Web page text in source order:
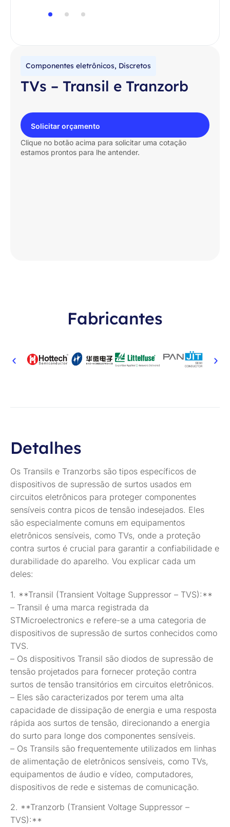
Componentes eletrônicos, Discretos
TVs – Transil e Tranzorb
Solicitar orçamento
Clique no botão acima para solicitar uma cotação
estamos prontos para lhe antender.
Fabricantes
Detalhes
Os Transils e Tranzorbs são tipos específicos de
dispositivos de supressão de surtos usados em
circuitos eletrônicos para proteger componentes
sensíveis contra picos de tensão indesejados. Eles
são especialmente comuns em equipamentos
eletrônicos sensíveis, como TVs, onde a proteção
contra surtos é crucial para garantir a confiabilidade e
durabilidade do aparelho. Vou explicar cada um
deles:
1. **Transil (Transient Voltage Suppressor – TVS):**
– Transil é uma marca registrada da
STMicroelectronics e refere-se a uma categoria de
dispositivos de supressão de surtos conhecidos como
TVS.
– Os dispositivos Transil são diodos de supressão de
tensão projetados para fornecer proteção contra
surtos de tensão transitórios em circuitos eletrônicos.
– Eles são caracterizados por terem uma alta
capacidade de dissipação de energia e uma resposta
rápida aos surtos de tensão, direcionando a energia
do surto para longe dos componentes sensíveis.
– Os Transils são frequentemente utilizados em linhas
de alimentação de eletrônicos sensíveis, como TVs,
equipamentos de áudio e vídeo, computadores,
dispositivos de rede e sistemas de comunicação.
2. **Tranzorb (Transient Voltage Suppressor –
TVS):**